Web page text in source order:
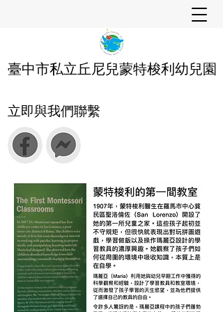
臺中市私立丘尼兒蒙特梭利幼兒園
立即與我們聯繫